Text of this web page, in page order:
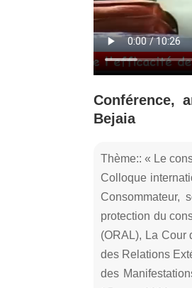
Conférence,
Bejaia
Thème:: « Le
Colloque
Consommateur,
protection du
(ORAL), La Cour
des Relations
des